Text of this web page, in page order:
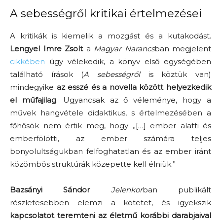
A sebességről kritikai értelmezései
A kritikák is kiemelik a mozgást és a kutakodást.
Lengyel Imre Zsolt a Magyar Narancsban megjelent
cikkében úgy vélekedik, a könyv első egységében
található írások (A sebességrőlis köztük van)
mindegyike az esszé és a novella között helyezkedik
el műfajilag. Ugyancsak az ő véleménye, hogy a
művek hangvétele didaktikus, s értelmezésében a
főhősök nem értik meg, hogy „[…] ember alatti és
emberfölötti, az ember számára teljes
bonyolultságukban felfoghatatlan és az ember iránt
közömbös struktúrák közepette kell élniük.”
Bazsányi Sándor Jelenkorban publikált
részletesebben elemzi a kötetet, és igyekszik
kapcsolatot teremteni az életmű korábbi darabjaival